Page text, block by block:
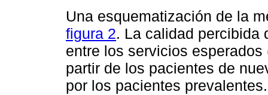
Una esquematización de la
figura 2. La calidad percibida
entre los servicios
partir de los pacientes de
por los pacientes prevalentes.